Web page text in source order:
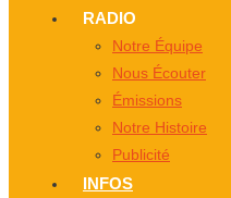
RADIO
Notre Équipe
Nous Écouter
Émissions
Notre Histoire
Publicité
INFOS